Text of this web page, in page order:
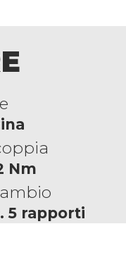
Nm
5 rapporti